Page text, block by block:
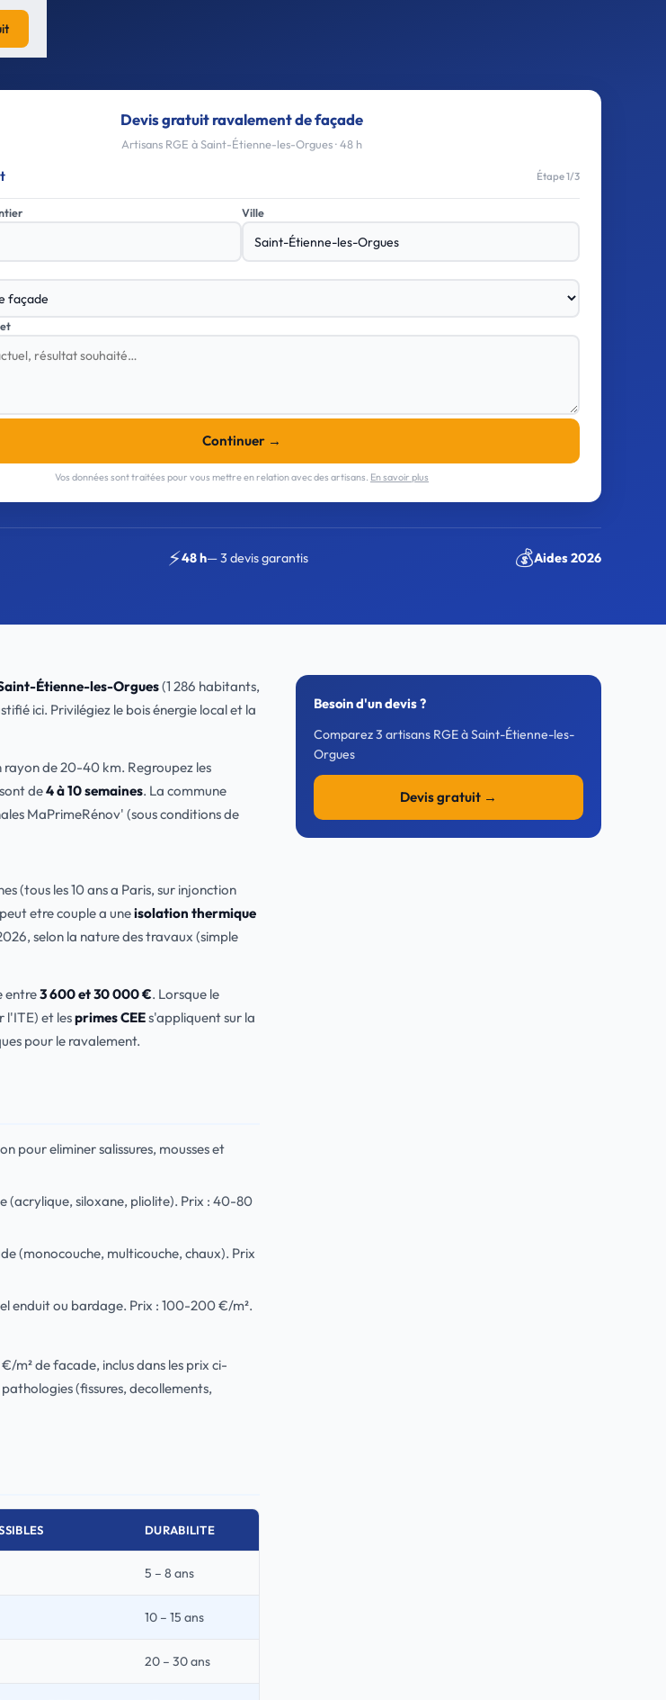
Devis gratuit ravalement de façade
Artisans RGE à Saint-Étienne-les-Orgues · 48 h
Étape 1/3
Ville
Continuer →
Vos données sont traitées pour vous mettre en relation avec des artisans. En savoir plus
⚡48 h— 3 devis garantis 💰Aides 2026
Étienne-les-Orgues(1 286 habitants,
ici. Privilégiez le bois énergie local et la
rayon de 20-40 km. Regroupez les
de4 à 10 semaines. La commune
MaPrimeRénov' (sous conditions de
(tous les 10 ans a Paris, sur injonction
etre couple a uneisolation thermique
selon la nature des travaux (simple
entre3 600 et 30 000 €. Lorsque le
l'ITE) et lesprimes CEEs'appliquent sur la
pour le ravalement.
pour eliminer salissures, mousses et
siloxane, pliolite). Prix : 40-80
(monocouche, multicouche, chaux). Prix
enduit ou bardage. Prix : 100-200 €/m².
m² de facade, inclus dans les prix ci-
(fissures, decollements,
DURABILITE
5 – 8 ans
10 – 15 ans
20 – 30 ans
Besoin d'un devis ?
Comparez 3 artisans RGE à Saint-Étienne-les-
Orgues
Devis gratuit →